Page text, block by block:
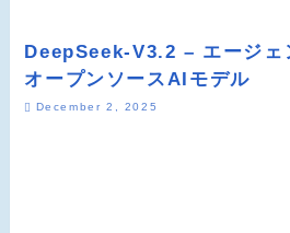
DeepSeek-V3.2 – エージェ
オープンソースAIモデル
December 2, 2025